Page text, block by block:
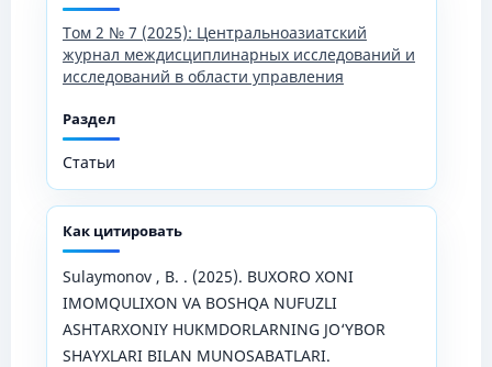
Том 2 № 7 (2025): Центральноазиатский
журнал междисциплинарных исследований и
исследований в области управления
Раздел
Статьи
Как цитировать
Sulaymonov , B. . (2025). BUXORO XONI
IMOMQULIXON VA BOSHQA NUFUZLI
ASHTARXONIY HUKMDORLARNING JO‘YBOR
SHAYXLARI BILAN MUNOSABATLARI.